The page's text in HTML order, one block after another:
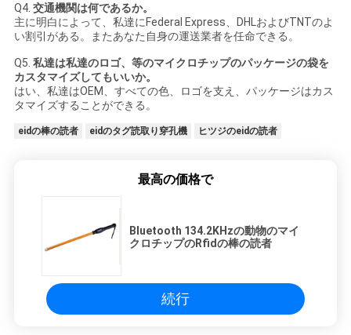
Q4. 交通機関は何であるか。
主に明白によって、私達にFederal Express、DHLおよびTNTのよ
い割引がある。またあなた自身の運送業者を任命できる。
Q5. 私達は私達のロゴ、等のマイクロチップのパッケージの袋を
カスタマイズしてもいいか。
はい、私達はOEM、すべての色、ロゴを支え、パッケージはカス
タマイズすることができる。
eidの棒の読者 eidのタグ読取り穿孔機 ヒツジのeidの読者
最高の価格で
Bluetooth 134.2KHzの動物のマイ
クロチップのRfidの棒の読者
続行